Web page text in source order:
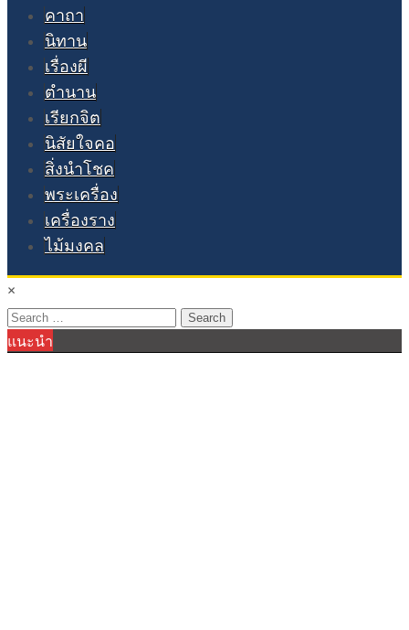
คาถา
นิทาน
เรื่องผี
ตำนาน
เรียกจิต
นิสัยใจคอ
สิ่งนำโชค
พระเครื่อง
เครื่องราง
ไม้มงคล
×
Search
for:
แนะนำ